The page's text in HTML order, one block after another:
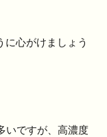
に心がけましょう
いですが、高濃度